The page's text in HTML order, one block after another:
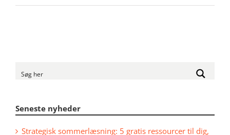
Seneste nyheder
Strategisk sommerlæsning: 5 gratis ressourcer til dig,